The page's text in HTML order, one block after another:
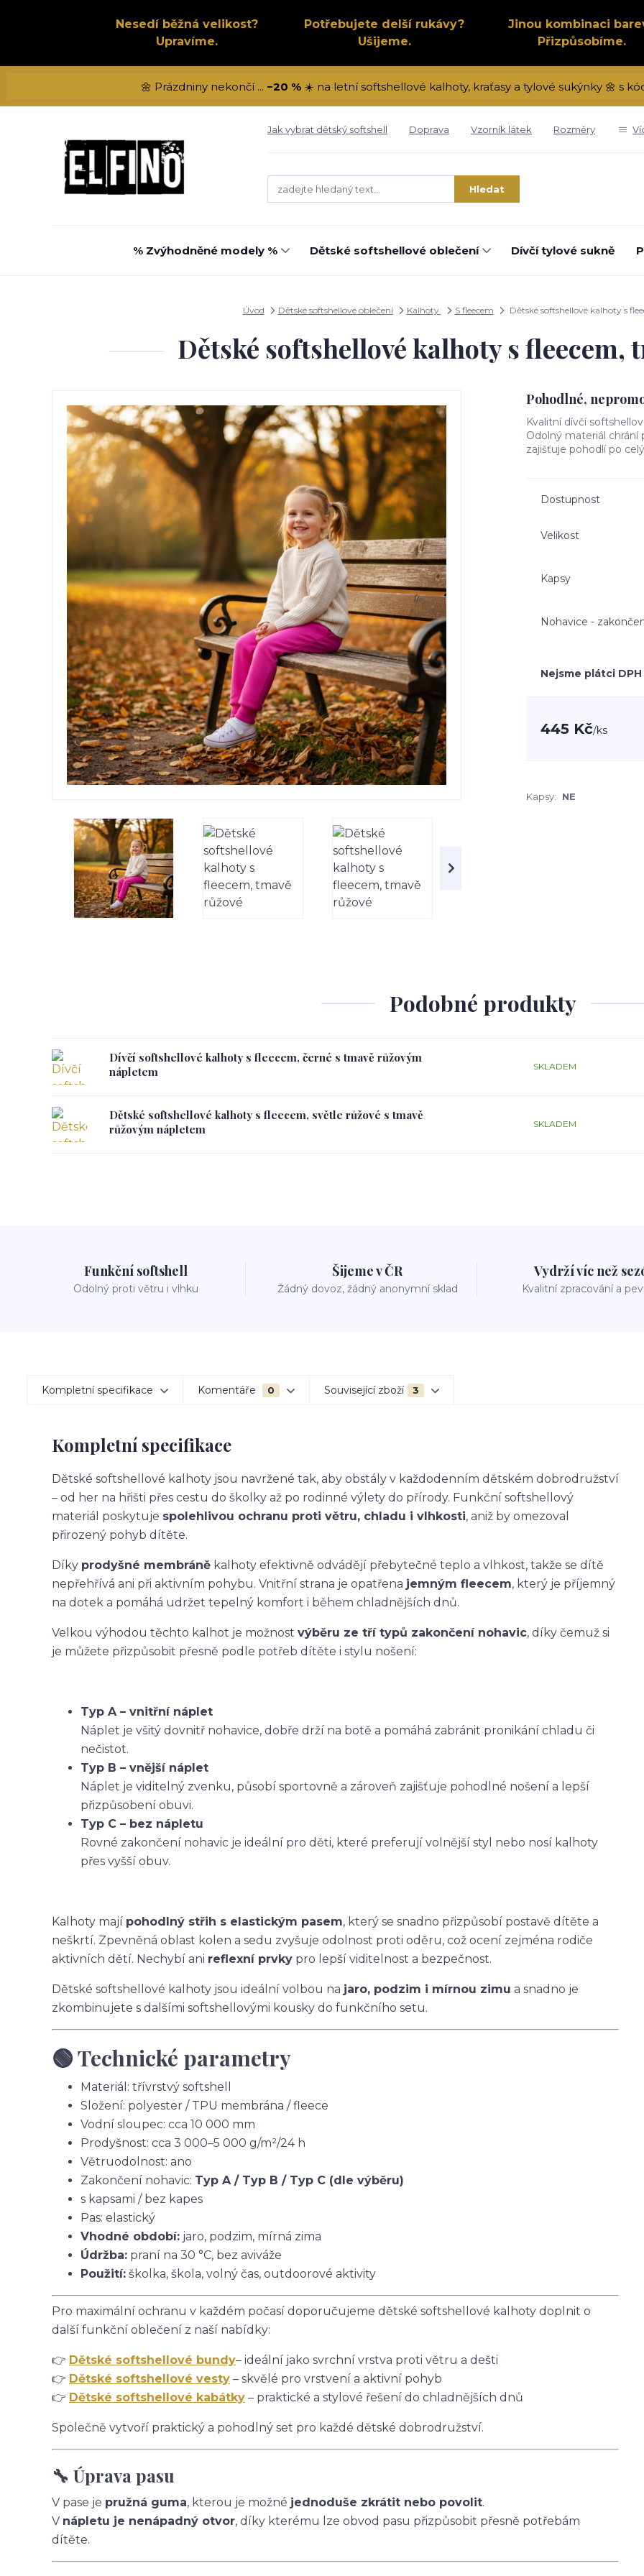
Nesedí běžná velikost?
Upravíme.
Potřebujete delší rukávy?
Ušijeme.
Jinou kombinaci
Přizpůsobíme.
🌼 Prázdniny nekončí ... −20 %☀️ na letní softshellové kalhoty, kraťasy a tylové sukýnky 🌼 s
Jak vybrat dětský softshell Doprava Vzorník látek Rozměry
Hledat
% Zvýhodněné modely % Dětské softshellové oblečení Dívčí tylové sukně
Úvod Dětské softshellové oblečení Kalhoty S fleecem Dětské softshellové kalhoty s
Dětské softshellové kalhoty s fleecem,
Pohodlné,
Kvalitní dívčí
Odolný materiál
zajišťuje pohodlí po
Dostupnost
Velikost
Kapsy
Nohavice -
Nejsme plátci DPH
445 Kč/ks
Kapsy: NE
Podobné produkty
Dívčí softshellové kalhoty s fleecem, černé s tmavě růžovým
nápletem
SKLADEM
Dětské softshellové kalhoty s fleecem, světle růžové s tmavě
růžovým nápletem
SKLADEM
Funkční softshell
Odolný proti větru i vlhku
Šijeme v ČR
Žádný dovoz, žádný anonymní sklad
Vydrží víc než
Kvalitní zpracování a
Kompletní specifikace Komentáře 0 Související zboží 3
Kompletní specifikace
Dětské softshellové kalhoty jsou navržené tak, aby obstály v každodenním dětském dobrodružství
– od her na hřišti přes cestu do školky až po rodinné výlety do přírody. Funkční softshellový
materiál poskytuje spolehlivou ochranu proti větru, chladu i vlhkosti, aniž by omezoval
přirozený pohyb dítěte.
Díky prodyšné membráně kalhoty efektivně odvádějí přebytečné teplo a vlhkost, takže se dítě
nepřehřívá ani při aktivním pohybu. Vnitřní strana je opatřena jemným fleecem, který je příjemný
na dotek a pomáhá udržet tepelný komfort i během chladnějších dnů.
Velkou výhodou těchto kalhot je možnost výběru ze tří typů zakončení nohavic, díky čemuž si
je můžete přizpůsobit přesně podle potřeb dítěte i stylu nošení:
Typ A – vnitřní náplet
Náplet je všitý dovnitř nohavice, dobře drží na botě a pomáhá zabránit pronikání chladu či
nečistot.
Typ B – vnější náplet
Náplet je viditelný zvenku, působí sportovně a zároveň zajišťuje pohodlné nošení a lepší
přizpůsobení obuvi.
Typ C – bez nápletu
Rovné zakončení nohavic je ideální pro děti, které preferují volnější styl nebo nosí kalhoty
přes vyšší obuv.
Kalhoty mají pohodlný střih s elastickým pasem, který se snadno přizpůsobí postavě dítěte a
neškrtí. Zpevněná oblast kolen a sedu zvyšuje odolnost proti oděru, což ocení zejména rodiče
aktivních dětí. Nechybí ani reflexní prvky pro lepší viditelnost a bezpečnost.
Dětské softshellové kalhoty jsou ideální volbou na jaro, podzim i mírnou zimu a snadno je
zkombinujete s dalšími softshellovými kousky do funkčního setu.
🟢 Technické parametry
Materiál: třívrstvý softshell
Složení: polyester / TPU membrána / fleece
Vodní sloupec: cca 10 000 mm
Prodyšnost: cca 3 000–5 000 g/m²/24 h
Větruodolnost: ano
Zakončení nohavic: Typ A / Typ B / Typ C (dle výběru)
s kapsami / bez kapes
Pas: elastický
Vhodné období: jaro, podzim, mírná zima
Údržba: praní na 30 °C, bez aviváže
Použití: školka, škola, volný čas, outdoorové aktivity
Pro maximální ochranu v každém počasí doporučujeme dětské softshellové kalhoty doplnit o
další funkční oblečení z naší nabídky:
👉 Dětské softshellové bundy– ideální jako svrchní vrstva proti větru a dešti
👉 Dětské softshellové vesty – skvělé pro vrstvení a aktivní pohyb
👉 Dětské softshellové kabátky – praktické a stylové řešení do chladnějších dnů
Společně vytvoří praktický a pohodlný set pro každé dětské dobrodružství.
🔧 Úprava pasu
V pase je pružná guma, kterou je možné jednoduše zkrátit nebo povolit.
V nápletu je nenápadný otvor, díky kterému lze obvod pasu přizpůsobit přesně potřebám
dítěte.